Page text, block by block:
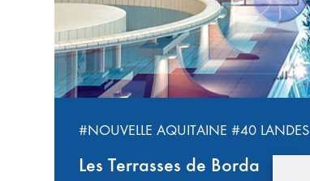
#NOUVELLE AQUITAINE #40 LANDES
Les Terrasses de Borda